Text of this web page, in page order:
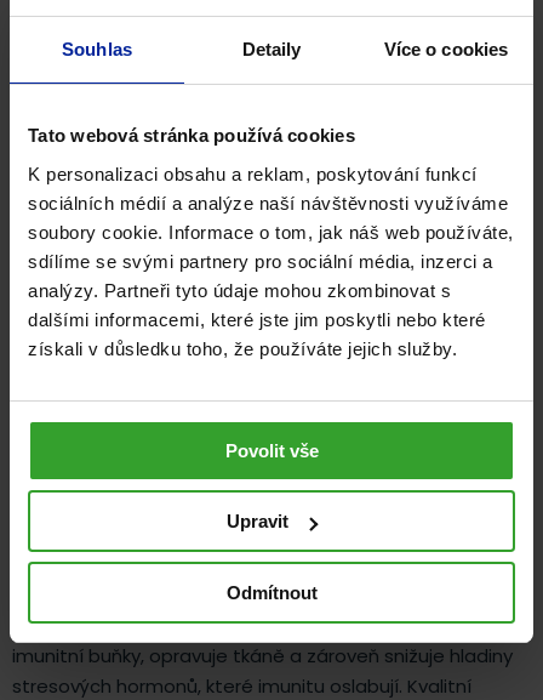
Souhlas Detaily Více o cookies
Tato webová stránka používá cookies
K personalizaci obsahu a reklam, poskytování funkcí
sociálních médií a analýze naší návštěvnosti využíváme
soubory cookie. Informace o tom, jak náš web používáte,
sdílíme se svými partnery pro sociální média, inzerci a
analýzy. Partneři tyto údaje mohou zkombinovat s
dalšími informacemi, které jste jim poskytli nebo které
získali v důsledku toho, že používáte jejich služby.
Povolit vše
Upravit
Odmítnout
respektujeme a dáme tělu dostatek času na obnovu,
může se celková imunita výrazně posílit. Kvalitní
stresové zátěže, podpoře spánku a adekvátní fyzické
aktivitě.
Jak regenerovat lépe?
Spát 7–9 hodin denně, ideálně v pravidelném režimu.
Nahradit náročné tréninky pomalejším, šetrnějším
Zařazovat krátké pauzy mezi pracovními bloky, aby se
tělo i mysl průběžně zotavovaly.
Pravidelně doplňovat hořčík, jehož nedostatek je v
hlubokého spánkudochází k intenzivní
regeneraci imunitního systému – tělo vytváří nové
imunitní buňky, opravuje tkáně a zároveň snižuje hladiny
stresových hormonů, které imunitu oslabují. Kvalitní